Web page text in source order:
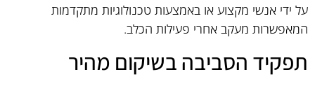
על ידי אנשי מקצוע או באמצעות טכנולוגיות מתקדמות
המאפשרות מעקב אחרי פעילות הכלב.
תפקיד הסביבה בשיקום מהיר